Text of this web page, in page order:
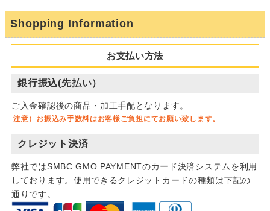
Shopping Information
お支払い方法
銀行振込(先払い）
ご入金確認後の商品・加工手配となります。
注意）お振込み手数料はお客様ご負担にてお願い致します。
クレジット決済
弊社ではSMBC GMO PAYMENTのカード決済システムを利用
しております。使用できるクレジットカードの種類は下記の
通りです。